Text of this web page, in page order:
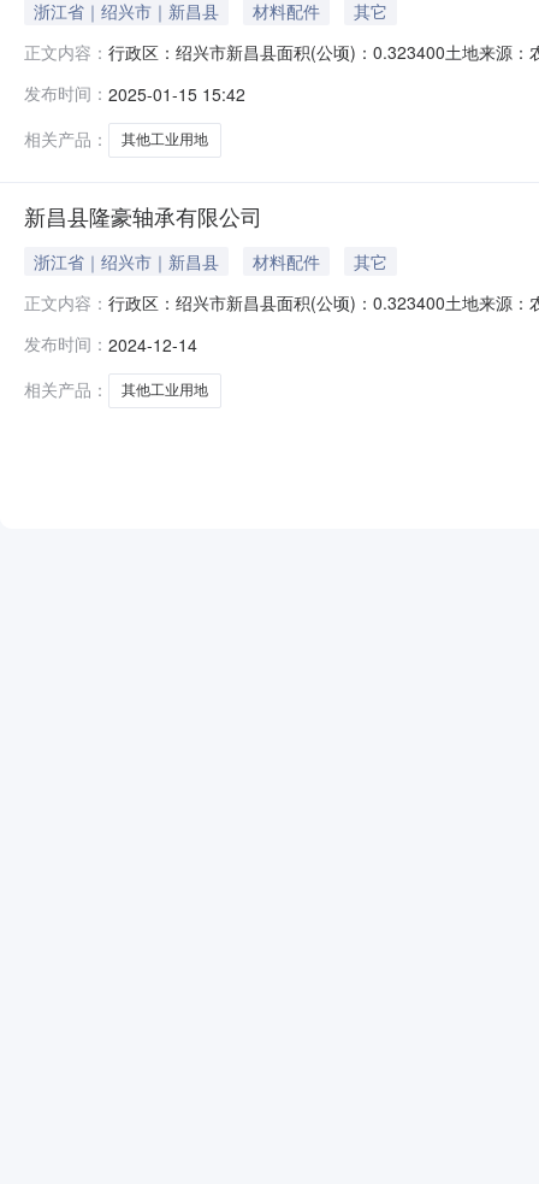
浙江省｜绍兴市｜新昌县 材料配件
其它
正文内容： 行政区：绍兴市新昌县面积(公顷)：0.323400土地来源
2025-01-1415:20:45
发布时间： 2025-01-15 15:42
相关产品：
其他工业用地
新昌县隆豪轴承有限公司
浙江省｜绍兴市｜新昌县 材料配件
其它
正文内容： 行政区：绍兴市新昌县面积(公顷)：0.323400土地来源
2024-12-1408:57:27
发布时间： 2024-12-14
相关产品：
其他工业用地